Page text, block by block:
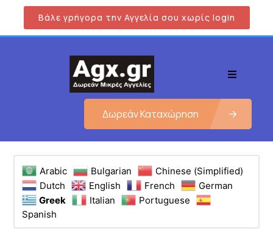
Βάλε γρήγορα την Αγγελία σου χωρίς login
Δωρεάν Καταχώρηση
Arabic Bulgarian
Chinese (Simplified)
Dutch
English French
German
Greek
Italian
Portuguese
Spanish